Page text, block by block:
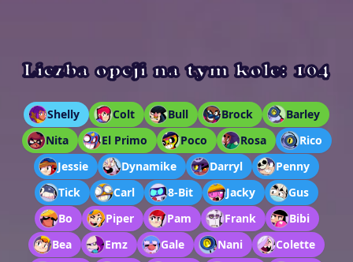
Liczba opcji na tym kole: 104
Shelly Colt Bull Brock
Barley
Nita
El Primo Poco Rosa
Rico
Jessie
Dynamike Darryl
Penny
Tick
Carl 8-Bit Jacky
Gus
Bo
Piper Pam Frank
Bibi
Bea
Emz Gale Nani
Colette